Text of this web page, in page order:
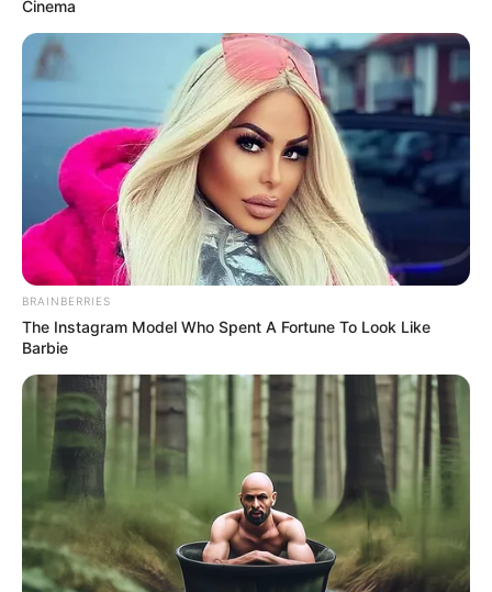
W liście do akcjonariuszy, Warner Bros. Discovery szczególnie
zaznaczyło sukces
„Supermana”Jamesa Gunna, który
zainaugurował nową erę w uniwersum DC na dużym ekranie.
Film „Superman” zarobił już prawie 550 milionów dolarów na
całym świecie, co stanowi dobry prognostyk dla przyszłych
produkcji. Przedstawiciele firmy podkreślili, że uniwersum
DC jest nie tylko jednym z najcenniejszych atutów Warner
Bros. Discovery, ale również kluczowym elementem w
rozwoju całej rozrywki. Na horyzoncie czekają kolejne duże
projekty z tej serii, w tym„Supergirl”, „Clayface”, a także
następna odsłona „Wonder Woman”.
Cinema
BRAINBERRIES
The Instagram Model Who Spent A Fortune To Look Like
Barbie